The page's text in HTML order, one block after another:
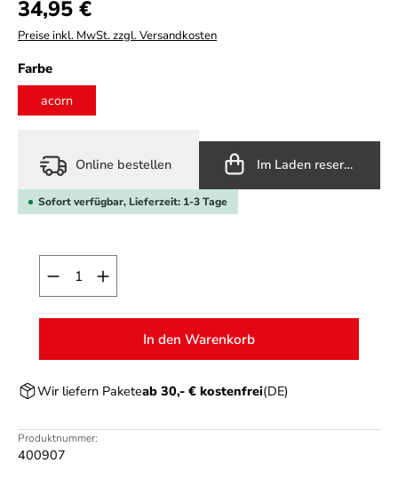
34,95 €
Preise inkl. MwSt. zzgl. Versandkosten
Farbeauswählen
acorn
Online bestellen Im Laden reservieren
Sofort verfügbar, Lieferzeit: 1-3 Tage
Produkt Anzahl: Gib den gewünschten Wert
In den Warenkorb
Wir liefern Paketeab 30,- € kostenfrei(DE)
Produktnummer:
400907